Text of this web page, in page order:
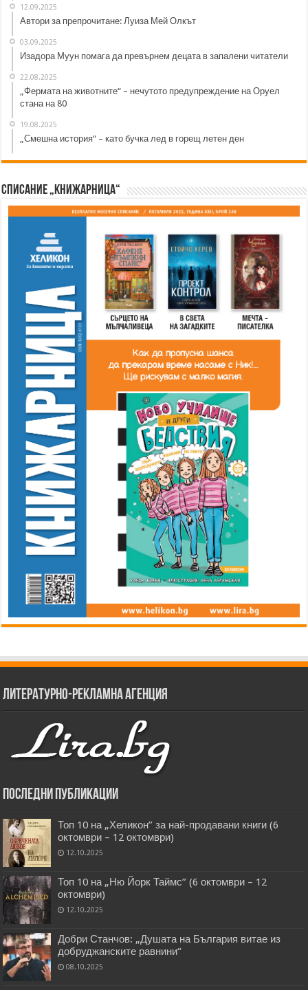
12.09.2025
Автори за препрочитане: Луиза Мей Олкът
03.09.2025
Изадора Муун помага да превърнем децата в запалени читатели
22.08.2025
„Фермата на животните“ – нечутото предупреждение на Оруел
стана на 80
19.08.2025
„Смешна история“ – като бучка лед в горещ летен ден
Списание „Книжарница“
Литературно-рекламна агенция
Последни публикации
Топ 10 на „Хеликон” за най-продавани книги (6
октомври – 12 октомври)
12.10.2025
Топ 10 на „Ню Йорк Таймс” (6 октомври – 12
октомври)
12.10.2025
Добри Станчов: „Душата на България витае из
добруджанските равнини“
08.10.2025